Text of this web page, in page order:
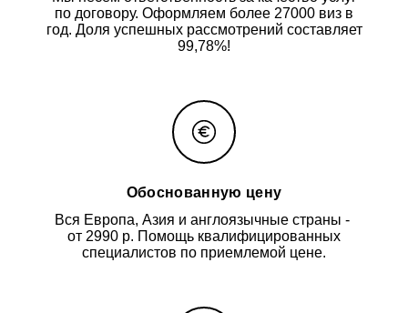
по договору. Оформляем более 27000 виз в
год. Доля успешных рассмотрений составляет
99,78%!
Обоснованную цену
Вся Европа, Азия и англоязычные страны -
от 2990 р. Помощь квалифицированных
специалистов по приемлемой цене.